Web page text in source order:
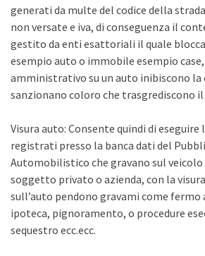
generati da multe del codice della
non versate e iva, di conseguenza il
gestito da enti esattoriali il quale
esempio auto o immobile esempio
amministrativo su un auto inibiscono la
sanzionano coloro che trasgrediscono il
Visura auto: Consente quindi di
registrati presso la banca dati del
Automobilistico che gravano sul
soggetto privato o azienda, con la
sull’auto pendono gravami come
ipoteca, pignoramento, o procedure
sequestro ecc.ecc.